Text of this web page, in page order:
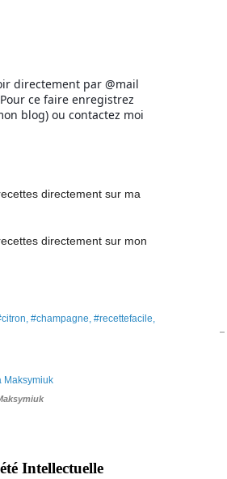
directement par @mail
ce faire enregistrez
blog) ou contactez moi
directement sur ma
directement sur mon
#champagne, #recettefacile,
Intellectuelle